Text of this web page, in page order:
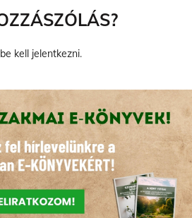
be kell jelentkezni.